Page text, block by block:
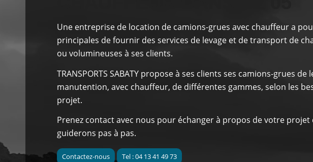
Une entreprise de location de camions-grues avec chauffeur a
principales de fournir des services de levage et de transport de
ou volumineuses à ses clients.
TRANSPORTS SABATY propose à ses clients ses camions-grues de
manutention, avec chauffeur, de différentes gammes, selon les
projet.
Prenez contact avec nous pour échanger à propos de votre projet
guiderons pas à pas.
Contactez-nous Tel : 04 13 41 49 73